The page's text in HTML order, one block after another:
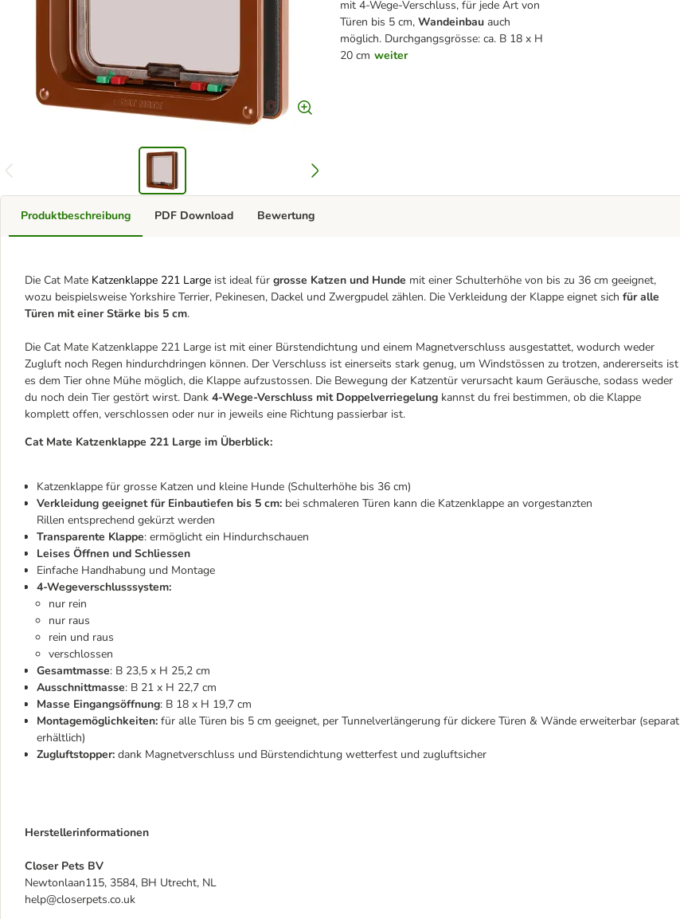
mit 4-Wege-Verschluss, für jede Art von
Türen bis 5 cm,Wandeinbau auch
möglich. Durchgangsgrösse: ca. B 18 x H
20 cm weiter
Produktbeschreibung
Die Cat Mate Katzenklappe 221 Large ist ideal für grosse Katzen und Hunde mit einer Schulterhöhe von bis zu 36 cm geeignet,
wozu beispielsweise Yorkshire Terrier, Pekinesen, Dackel und Zwergpudel zählen. Die Verkleidung der Klappe eignet sich für alle
Türen mit einer Stärke bis 5 cm.
Die Cat Mate Katzenklappe 221 Large ist mit einer Bürstendichtung und einem Magnetverschluss ausgestattet, wodurch weder
Zugluft noch Regen hindurchdringen können. Der Verschluss ist einerseits stark genug, um Windstössen zu trotzen, andererseits ist
es dem Tier ohne Mühe möglich, die Klappe aufzustossen. Die Bewegung der Katzentür verursacht kaum Geräusche, sodass weder
du noch dein Tier gestört wirst. Dank 4-Wege-Verschluss mit Doppelverriegelung kannst du frei bestimmen, ob die Klappe
komplett offen, verschlossen oder nur in jeweils eine Richtung passierbar ist.
Cat Mate Katzenklappe 221 Large im Überblick:
Katzenklappe für grosse Katzen und kleine Hunde (Schulterhöhe bis 36 cm)
Verkleidung geeignet für Einbautiefen bis 5 cm: bei schmaleren Türen kann die Katzenklappe an vorgestanzten
Rillen entsprechend gekürzt werden
Transparente Klappe: ermöglicht ein Hindurchschauen
Leises Öffnen und Schliessen
Einfache Handhabung und Montage
4-Wegeverschlusssystem:
nur rein
nur raus
rein und raus
verschlossen
Gesamtmasse: B 23,5 x H 25,2 cm
Ausschnittmasse: B 21 x H 22,7 cm
Masse Eingangsöffnung: B 18 x H 19,7 cm
Montagemöglichkeiten: für alle Türen bis 5 cm geeignet, per Tunnelverlängerung für dickere Türen & Wände erweiterbar (separat
erhältlich)
Zugluftstopper: dank Magnetverschluss und Bürstendichtung wetterfest und zugluftsicher
Herstellerinformationen
Closer Pets BV
Newtonlaan115, 3584, BH Utrecht, NL
help@closerpets.co.uk
PDF Download Bewertung